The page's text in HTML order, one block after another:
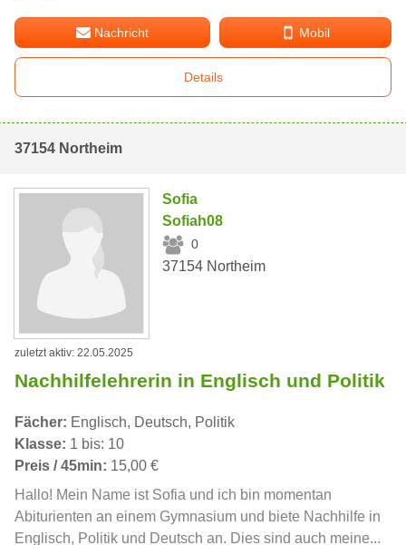
Nachricht Mobil
Details
37154 Northeim
Sofia
Sofiah08
0
37154 Northeim
zuletzt aktiv: 22.05.2025
Nachhilfelehrerin in Englisch und Politik
Fächer: Englisch, Deutsch, Politik
Klasse: 1 bis: 10
Preis / 45min: 15,00 €
Hallo! Mein Name ist Sofia und ich bin momentan
Abiturienten an einem Gymnasium und biete Nachhilfe in
Englisch, Politik und Deutsch an. Dies sind auch meine...